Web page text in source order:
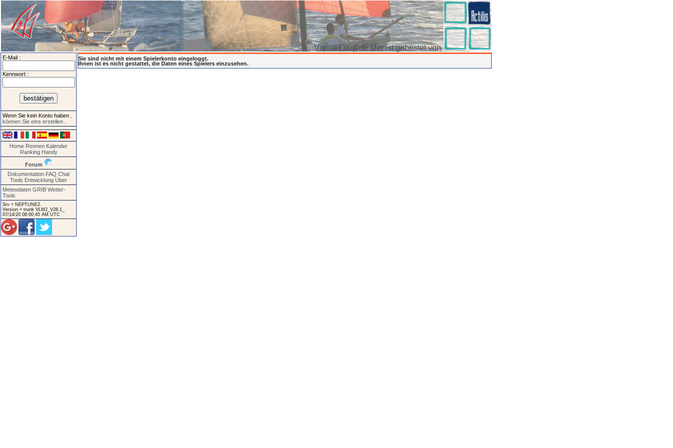
Virtual Loup de Mer ist gehostet von
E-Mail :
Kennwort :
Wenn Sie kein Konto haben
können Sie eins erstellen
Home Rennen Kalender
Ranking Handy
Forum
Dokumentation FAQ Chat
Tools Entwicklung Über
Meteodaten GRIB Wetter-
Tools
Srv = NEPTUNE2.
Version = trunk VLM2_V28.1_
07/14/20 08:00:45 AM UTC
Sie sind nicht mit einem Spielerkonto eingeloggt.
Ihnen ist es nicht gestattet, die Daten eines Spielers einzusehen.